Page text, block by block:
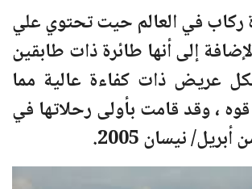
ركاب في العالم حيت تحتوي علي
بالإضافة إلى أنها طائرة ذات طابقين
عريض ذات كفاءة عالية مما
، وقد قامت بأولى رحلاتها في
نيسان 2005.